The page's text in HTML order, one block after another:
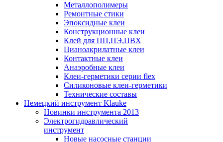
Металлополимеры
Ремонтные стики
Эпоксидные клеи
Конструкционные клеи
Клей для ПП,ПЭ,ПВХ
Цианоакрилатные клеи
Контактные клеи
Анаэробные клеи
Клеи-герметики серии flex
Силиконовые клеи-герметики
Технические составы
Немецкий инструмент Klauke
Новинки инструмента 2013
Электрогидравлический
инструмент
Новые насосные станции